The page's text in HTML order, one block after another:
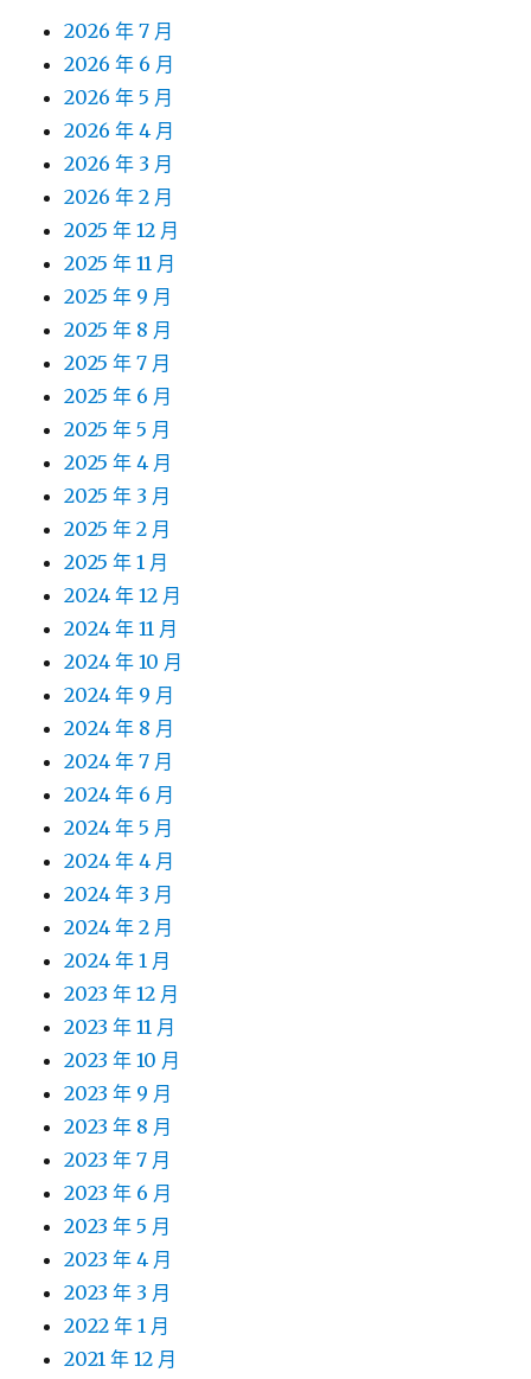
2026 年 7 月
2026 年 6 月
2026 年 5 月
2026 年 4 月
2026 年 3 月
2026 年 2 月
2025 年 12 月
2025 年 11 月
2025 年 9 月
2025 年 8 月
2025 年 7 月
2025 年 6 月
2025 年 5 月
2025 年 4 月
2025 年 3 月
2025 年 2 月
2025 年 1 月
2024 年 12 月
2024 年 11 月
2024 年 10 月
2024 年 9 月
2024 年 8 月
2024 年 7 月
2024 年 6 月
2024 年 5 月
2024 年 4 月
2024 年 3 月
2024 年 2 月
2024 年 1 月
2023 年 12 月
2023 年 11 月
2023 年 10 月
2023 年 9 月
2023 年 8 月
2023 年 7 月
2023 年 6 月
2023 年 5 月
2023 年 4 月
2023 年 3 月
2022 年 1 月
2021 年 12 月